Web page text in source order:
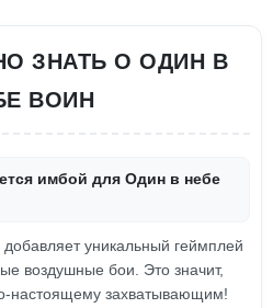
ЗНАТЬ О ОДИН В
ВОИН
имбой для Один в небе
уникальный геймплей
воздушные бои. Это значит,
настоящему захватывающим!